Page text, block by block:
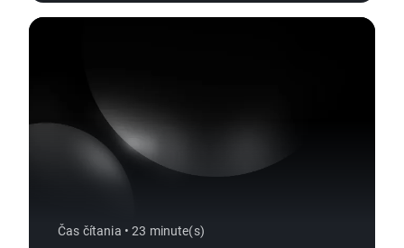
Čas čítania • 23 minute(s)